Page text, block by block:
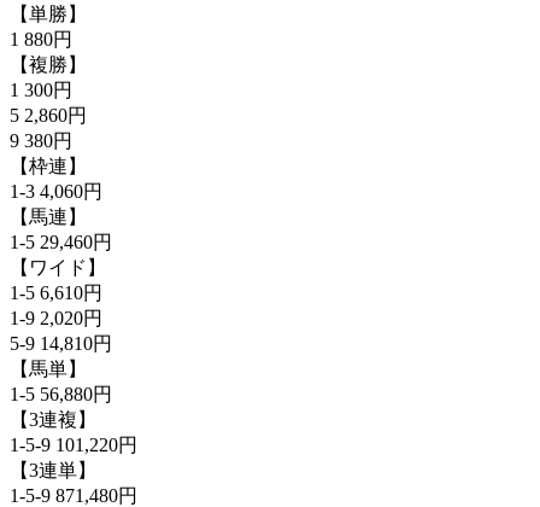
【単勝】
1 880円
【複勝】
1 300円
5 2,860円
9 380円
【枠連】
1-3 4,060円
【馬連】
1-5 29,460円
【ワイド】
1-5 6,610円
1-9 2,020円
5-9 14,810円
【馬単】
1-5 56,880円
【3連複】
1-5-9 101,220円
【3連単】
1-5-9 871,480円